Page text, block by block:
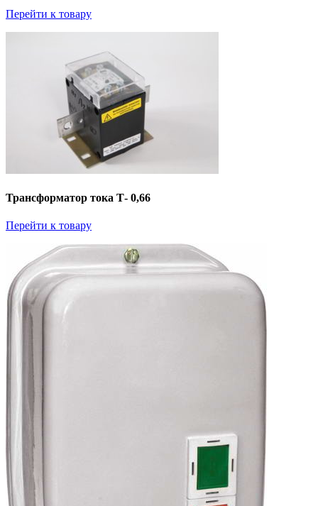
Перейти к товару
Трансформатор тока Т- 0,66
Перейти к товару